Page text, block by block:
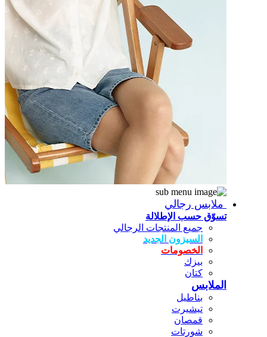
ملابس رجالي
تسوّق حسب الإطلالة
جميع المنتجات الرجالي
السيزون الجديد
الخصومات
بيزك
كتان
الملابس
بناطيل
تيشيرت
قمصان
شورتات